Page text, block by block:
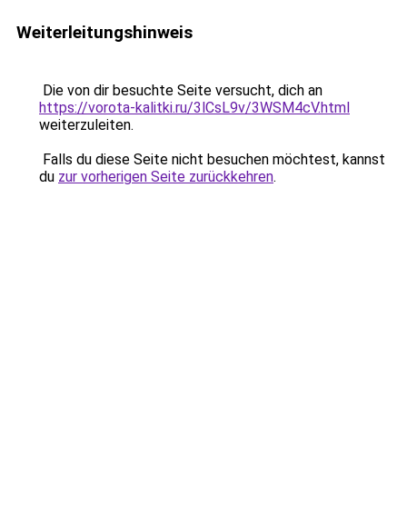
Weiterleitungshinweis
Die von dir besuchte Seite versucht, dich an
https://vorota-kalitki.ru/3lCsL9v/3WSM4cV.html
weiterzuleiten.
Falls du diese Seite nicht besuchen möchtest, kannst
du zur vorherigen Seite zurückkehren.